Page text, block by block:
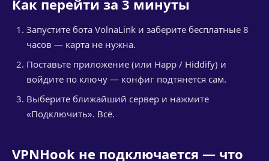
Как перейти за 3 минуты
Запустите бота VolnaLink и заберите бесплатные 8
часов — карта не нужна.
Поставьте приложение (или Happ / Hiddify) и
войдите по ключу — конфиг подтянется сам.
Выберите ближайший сервер и нажмите
«Подключить». Всё.
VPNHook не подключается — что